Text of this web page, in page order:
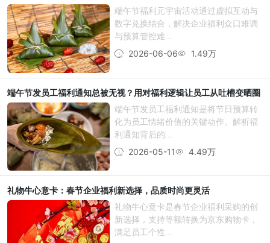
端午节福利元宇宙活动通过虚拟互动与
数字兑换结合，解决企业福利众口难调
与预算管控难...
2026-06-06
1.49万
端午节发员工福利通知总被无视？用对福利逻辑让员工从吐槽变晒圈
端午节发员工福利通知是将节日预算转
化为员工情绪价值的关键动作。解析福
利通知背后的...
2026-05-11
4.49万
礼物牛心意卡：春节企业福利新选择，品质时尚更灵活
礼物牛心意卡是春节企业福利采购的创
新选择，支持等额转换为京东购物卡，
满足员工个性...